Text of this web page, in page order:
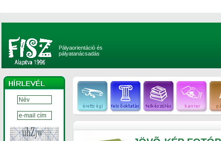
Pályaorientáció és
pályatanácsadás